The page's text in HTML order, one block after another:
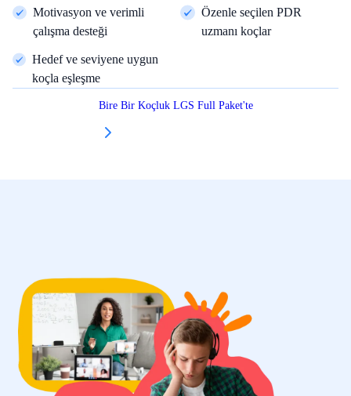
Motivasyon ve verimli
çalışma desteği
Özenle seçilen PDR
uzmanı koçlar
Hedef ve seviyene uygun
koçla eşleşme
Bire Bir Koçluk LGS Full Paket'te